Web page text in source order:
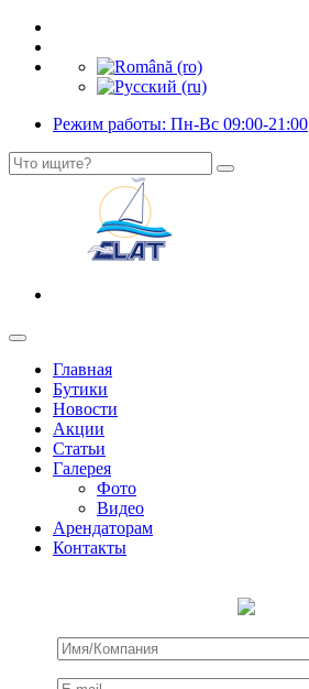
Режим работы: Пн-Вс 09:00-21:00
Главная
Бутики
Новости
Акции
Статьи
Галерея
Фото
Видео
Арендаторам
Контакты